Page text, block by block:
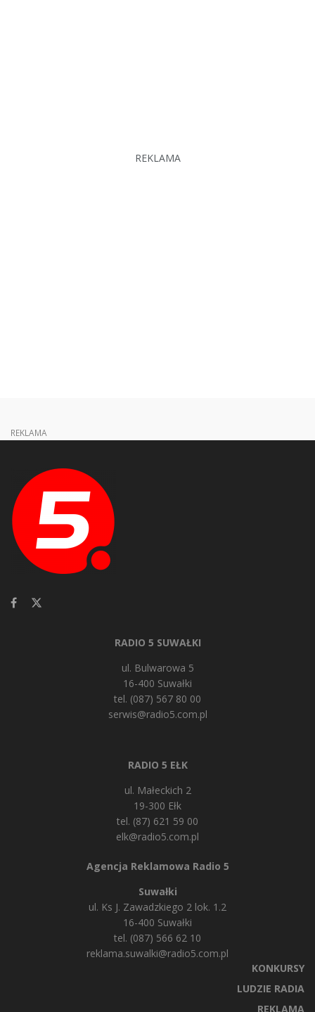
REKLAMA
REKLAMA
RADIO 5 SUWAŁKI
ul. Bulwarowa 5
16-400 Suwałki
tel. (087) 567 80 00
serwis@radio5.com.pl
RADIO 5 EŁK
ul. Małeckich 2
19-300 Ełk
tel. (87) 621 59 00
elk@radio5.com.pl
Agencja Reklamowa Radio 5
Suwałki
ul. Ks J. Zawadzkiego 2 lok. 1.2
16-400 Suwałki
tel. (087) 566 62 10
reklama.suwalki@radio5.com.pl
KONKURSY
LUDZIE RADIA
REKLAMA